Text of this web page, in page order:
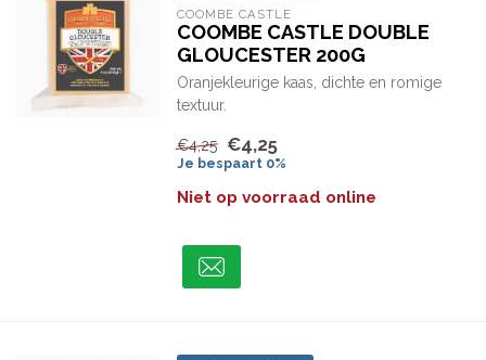
COOMBE CASTLE
COOMBE CASTLE DOUBLE
GLOUCESTER 200G
Oranjekleurige kaas, dichte en romige
textuur.
€4,25 €4,25
Je bespaart 0%
Niet op voorraad online